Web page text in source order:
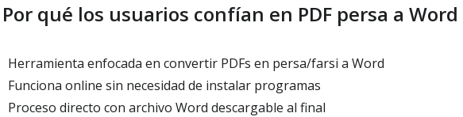
Por qué los usuarios confían en PDF persa a Word
Herramienta enfocada en convertir PDFs en persa/farsi a Word
Funciona online sin necesidad de instalar programas
Proceso directo con archivo Word descargable al final